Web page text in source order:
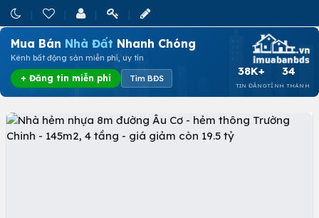
Mua Bán Nhà Đất Nhanh Chóng
Kênh bất động sản miễn phí, uy tín
+ Đăng tin miễn phí Tìm BĐS
38K+
TIN ĐĂNG
34
TỈNH THÀNH